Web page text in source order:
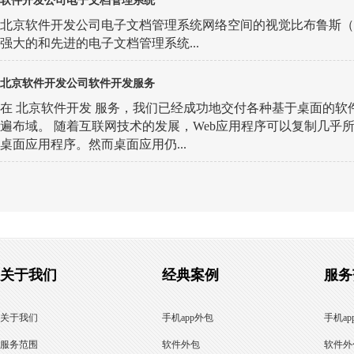
北京软件开发公司电子文档管理系统网络空间的视觉比布鲁斯
强大的和先进的电子文档管理系统...
北京软件开发公司软件开发服务
在 北京软件开发 服务，我们已经成功地交付各种基于桌面的软
遍布域。 随着互联网技术的发展，Web应用程序可以复制几乎
桌面应用程序。然而桌面应用仍...
关于我们
关于我们
服务范围
经典案例
手机app外包
软件外包
服
手机
软件